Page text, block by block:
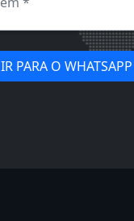
IR PARA O WHATSAPP